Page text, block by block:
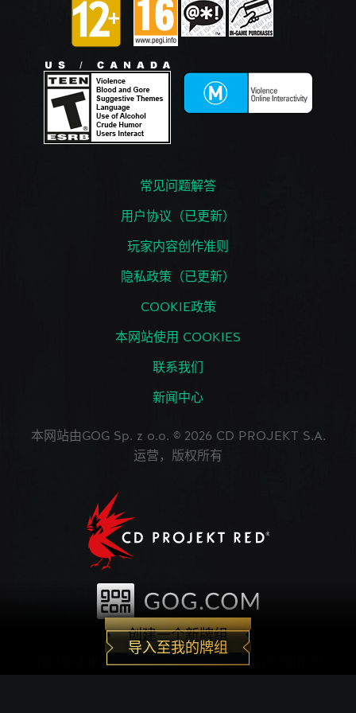
创建一个新牌组
导入至我的牌组
常见问题解答
用户协议（已更新）
玩家内容创作准则
隐私政策（已更新）
COOKIE政策
本网站使用 COOKIES
联系我们
新闻中心
本网站由GOG Sp. z o.o. © 2026 CD PROJEKT S.A.
运营，版权所有
CD PROJEKT®, The Witcher®, GWENT® 是由CD